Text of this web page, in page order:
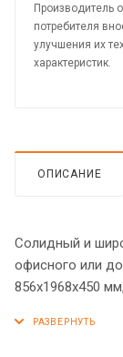
Производитель
потребителя
улучшения их
характеристик.
ОПИСАНИЕ
Солидный и
офисного или
856х1968х450
основных